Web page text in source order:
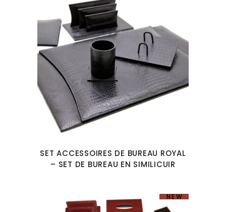
SET ACCESSOIRES DE BUREAU ROYAL
– SET DE BUREAU EN SIMILICUIR
NEW